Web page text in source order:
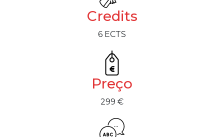
Credits
6 ECTS
Preço
299 €